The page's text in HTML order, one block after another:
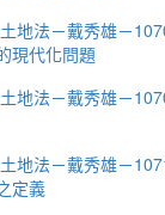
地法－戴秀雄－
現代化問題
地法－戴秀雄－
地法－戴秀雄－
定義